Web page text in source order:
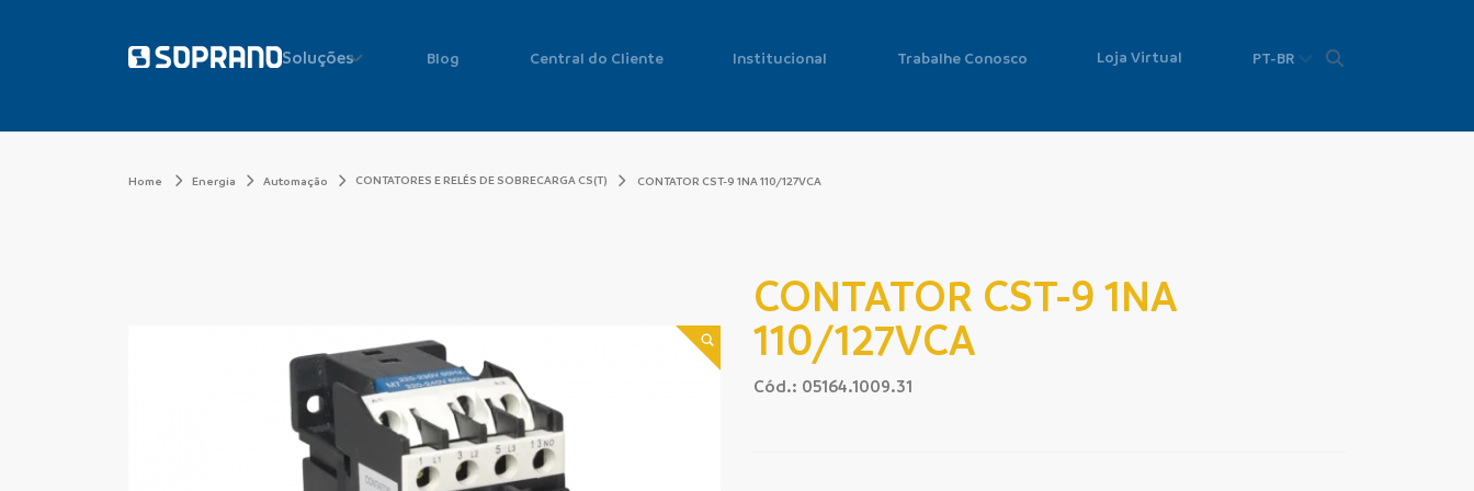
Soluções Blog Central do Cliente Institucional Trabalhe Conosco Loja Virtual PT-BR
Home Energia Automação CONTATORES E RELÉS DE SOBRECARGA CS(T) CONTATOR CST-9 1NA 110/127VCA
CONTATOR CST-9 1NA
110/127VCA
Cód.: 05164.1009.31